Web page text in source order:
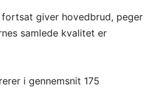
giver hovedbrud, peger
samlede kvalitet er
i gennemsnit 175